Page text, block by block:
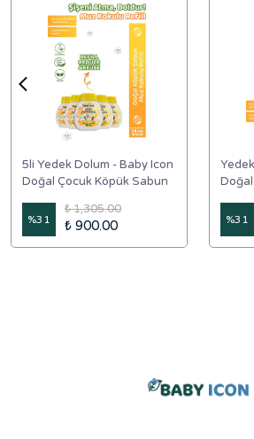
5li Yedek Dolum - Baby Icon
Doğal Çocuk Köpük Sabun
%31
₺ 1,305.00
₺ 900.00 %31